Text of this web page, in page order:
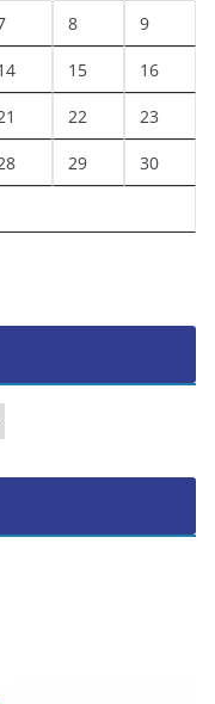
8 9
15 16
22 23
29 30